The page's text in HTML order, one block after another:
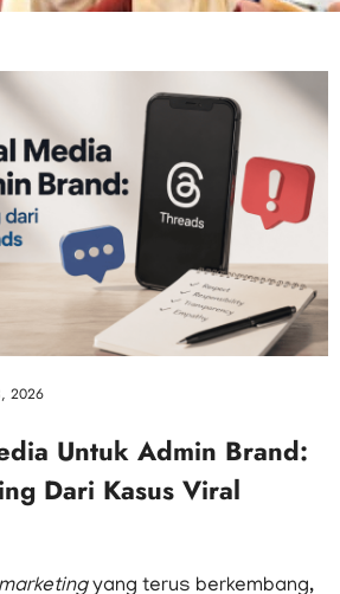
2026
Untuk Admin Brand:
Dari Kasus Viral
yang terus berkembang,